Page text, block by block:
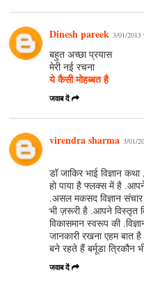
Dinesh pareek 3/01/2013
बहुत अच्छा प्रयास
मेरी नई रचना
ये कैसी मोहब्बत है
जवाब दें
virendra sharma 3/01/
डॉ जाकिर भाई विज्ञान
हो पाया है फ्लक्स में है
.असल मकसद विज्ञान
भी ज़रूरी है .आपने विस्तृत
विकासमान स्वरूप की
जानकारी रखना एहम बात
बने रहते हैं बर्मूडा त्रिकौन
जवाब दें